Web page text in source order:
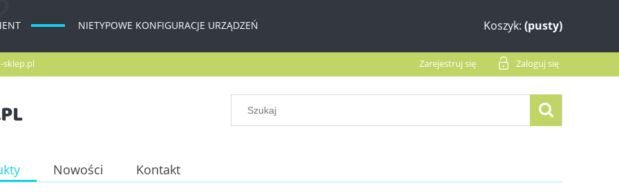
NIETYPOWE KONFIGURACJE URZĄDZEŃ Koszyk: (pusty)
sklep.pl Zarejestruj się Zaloguj się
Nowości Kontakt